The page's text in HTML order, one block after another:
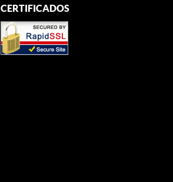
CERTIFICADOS